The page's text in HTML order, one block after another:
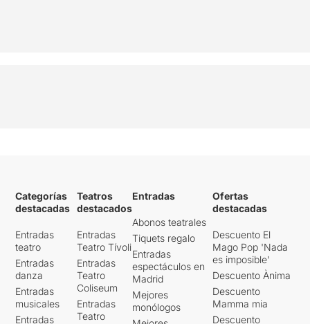
Categorías
destacadas
Entradas
teatro
Entradas
danza
Entradas
musicales
Entradas
Teatros
destacados
Entradas
Teatro Tívoli
Entradas
Teatro
Coliseum
Entradas
Teatro
Entradas
Abonos teatrales
Tiquets regalo
Entradas
espectáculos en
Madrid
Mejores
monólogos
Ofertas
destacadas
Descuento El
Mago Pop 'Nada
es imposible'
Descuento Ànima
Descuento
Mamma mia
Descuento